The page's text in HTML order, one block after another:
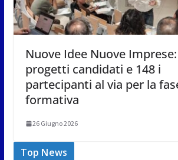
Nuove Idee Nuove
progetti candidati e 148 i
partecipanti al via per la
formativa
26 Giugno 2026
Top News